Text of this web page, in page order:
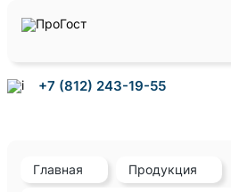
+7 (812) 243-19-55
Главная Продукция